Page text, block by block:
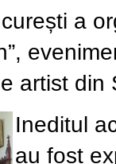
a
artist din
Ineditul
au fost